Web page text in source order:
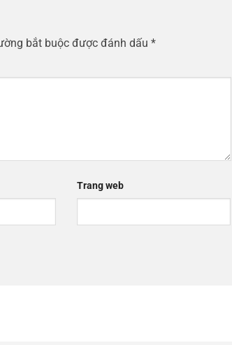
bắt buộc được đánh dấu *
Trang web